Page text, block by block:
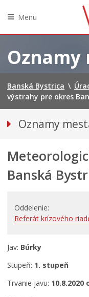
obsah
Menu
Oznamy
Banská Bystrica \
výstrahy pre okres
Oznamy
BEZPEČNOSŤ
Doprava, údržba
Primátor informuje
Školstvo
Stavby, prenájmy a
Zamestnanie v
Banská
Oddelenie
Referát krízového
Jav: Búrky
Stupeň: 1. stupeň
Trvanie javu: 10.8.2020